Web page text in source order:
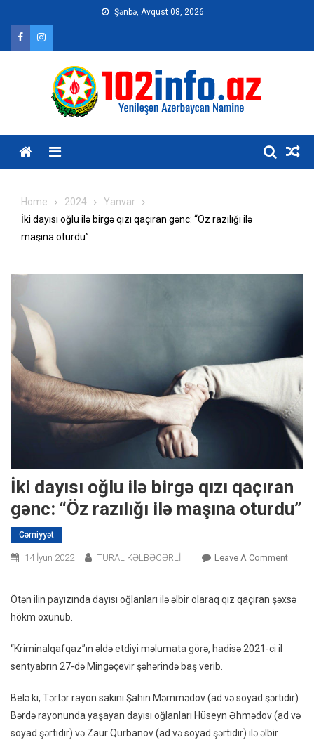
content
Şənbə, Avqust 08, 2026
Home 2024
Yanvar
İki dayısı oğlu ilə birgə qızı qaçıran gənc: “Öz razılığı ilə
maşına oturdu”
İki dayısı oğlu ilə birgə qızı qaçıran
gənc: “Öz razılığı ilə maşına oturdu”
Cəmiyyət
14 İyun 2022 TURAL KƏLBƏCƏRLİ Leave A CommentOn
Oğlu
“Öz
Ötən ilin payızında dayısı oğlanları ilə əlbir olaraq qız qaçıran şəxsə
hökm oxunub.
“Kriminalqafqaz”ın əldə etdiyi məlumata görə, hadisə 2021-ci il
sentyabrın 27-də Mingəçevir şəhərində baş verib.
Belə ki, Tərtər rayon sakini Şahin Məmmədov (ad və soyad şərtidir)
Bərdə rayonunda yaşayan dayısı oğlanları Hüseyn Əhmədov (ad və
soyad şərtidir) və Zaur Qurbanov (ad və soyad şərtidir) ilə əlbir